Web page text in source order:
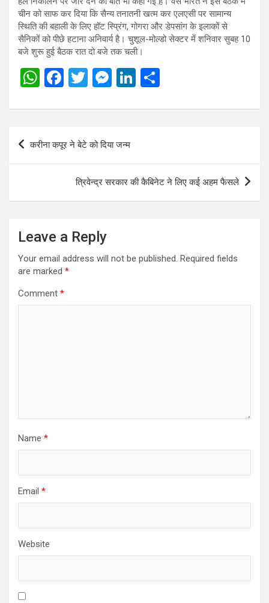
चीन को साफ कर दिया कि सैन्य तनातनी खत्म कर एलएसी पर सामान्य
स्थिति की बहाली के लिए हॉट स्पि्रंग, गोगरा और डेपसांग के इलाकों से
सैनिकों को पीछे हटाना अनिवार्य है। चुशूल-मोल्डो सेक्टर में शनिवार सुबह 10
बजे शुरू हुई बैठक रात दो बजे तक चली।
W
at
s
A
F
ce
b
o
T
tt
er
M
se
g
er
Li
ke ar
Post
navigation
करीना कपूर ने बेटे को दिया जन्म
त्रिवेन्द्र सरकार की कैबिनेट ने लिए कई अहम फैसले
Leave a Reply
Your email address will not be published. Required fields
are marked *
Comment *
Name *
Email *
Website